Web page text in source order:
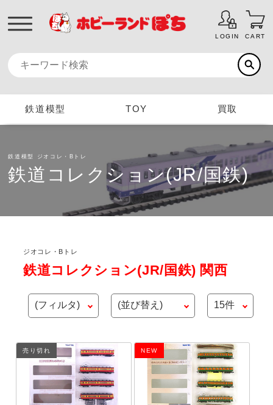
LOGIN CART
鉄道模型 TOY 買取
鉄道模型 ジオコレ・Bトレ
鉄道コレクション(JR/国鉄)
ジオコレ・Bトレ
鉄道コレクション(JR/国鉄) 関西
売り切れ NEW